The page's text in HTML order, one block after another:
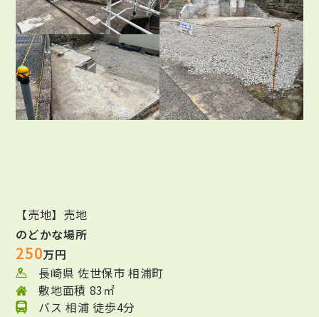
【売地】売地
のどかな場所
250万円
長崎県 佐世保市 相浦町
敷地面積 83㎡
バス 相浦 徒歩4分